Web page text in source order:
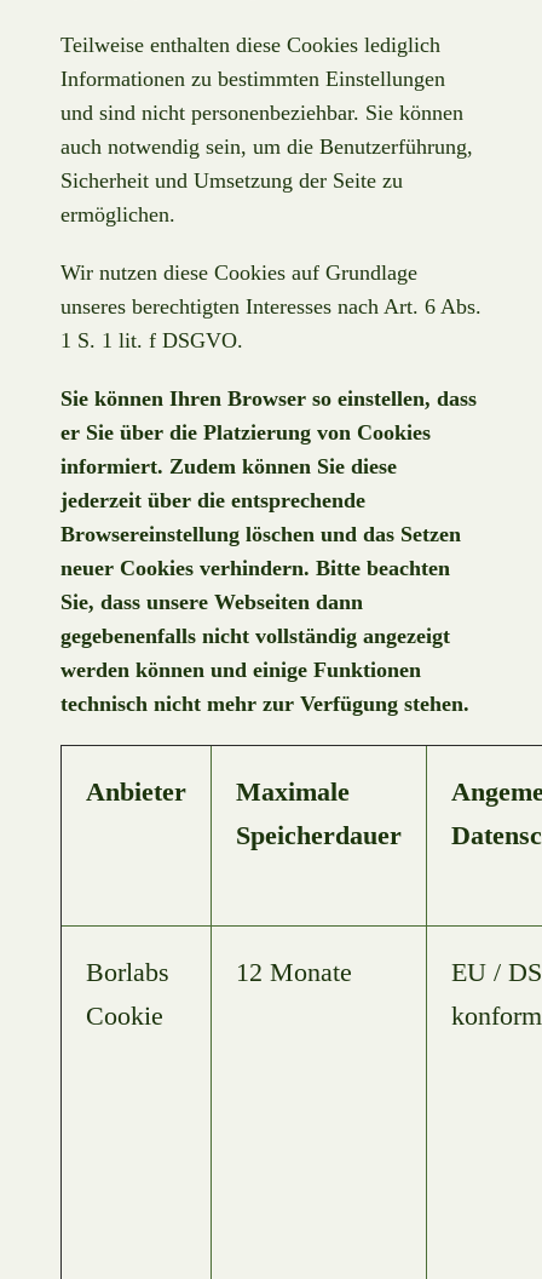
Teilweise enthalten diese Cookies lediglich
Informationen zu bestimmten Einstellungen
und sind nicht personenbeziehbar. Sie können
auch notwendig sein, um die Benutzerführung,
Sicherheit und Umsetzung der Seite zu
ermöglichen.
Wir nutzen diese Cookies auf Grundlage
unseres berechtigten Interesses nach Art. 6 Abs.
1 S. 1 lit. f DSGVO.
Sie können Ihren Browser so einstellen, dass
er Sie über die Platzierung von Cookies
informiert. Zudem können Sie diese
jederzeit über die entsprechende
Browsereinstellung löschen und das Setzen
neuer Cookies verhindern. Bitte beachten
Sie, dass unsere Webseiten dann
gegebenenfalls nicht vollständig angezeigt
werden können und einige Funktionen
technisch nicht mehr zur Verfügung stehen.
Anbieter
Maximale
Speicherdauer
Borlabs
Cookie
12 Monate
EU /
konform​